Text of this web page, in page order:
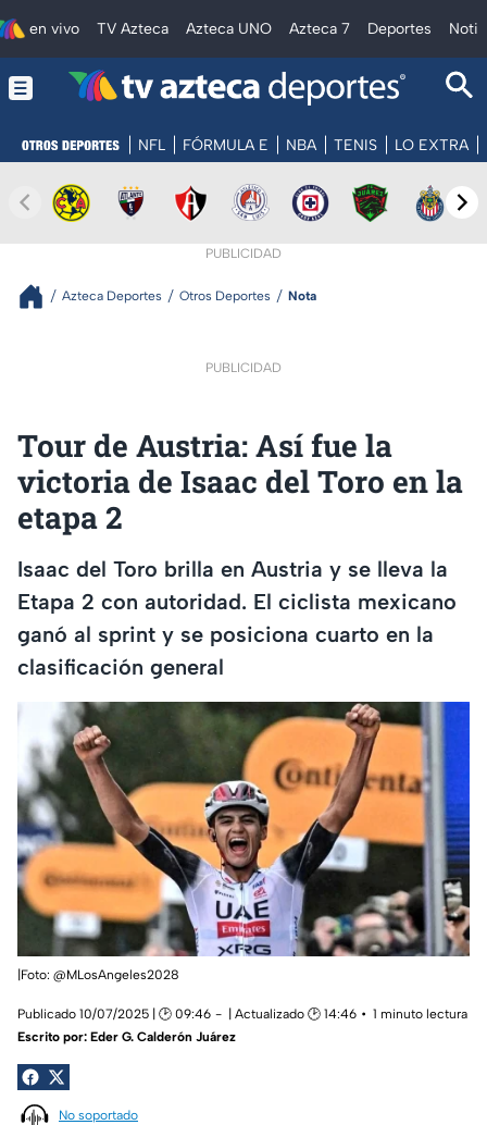
en vivo TV Azteca Azteca UNO Azteca 7 Deportes
NFL FÓRMULA E NBA TENIS LO EXTRA
PUBLICIDAD
Azteca Deportes Otros Deportes Nota
PUBLICIDAD
Tour de Austria: Así fue la
victoria de Isaac del Toro en la
etapa 2
Isaac del Toro brilla en Austria y se lleva la
Etapa 2 con autoridad. El ciclista mexicano
ganó al sprint y se posiciona cuarto en la
clasificación general
|Foto: @MLosAngeles2028
Publicado 10/07/2025 | 🕑 09:46 | Actualizado 🕑 14:46
1 minuto lectura
Escrito por: Eder G. Calderón Juárez
No soportado